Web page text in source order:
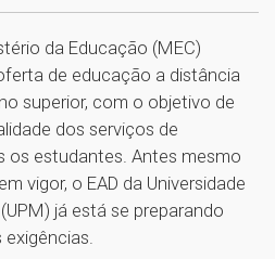
da Educação (MEC)
de educação a distância
superior, com o objetivo de
dos serviços de
os estudantes. Antes mesmo
vigor, o EAD da Universidade
já está se preparando